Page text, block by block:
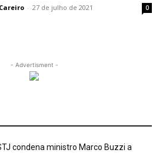
- 27 de julho de 2021 0
- Advertisment -
condena ministro Marco Buzzi a